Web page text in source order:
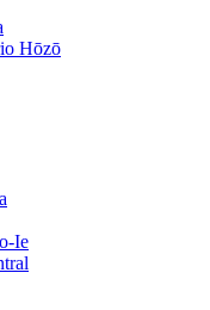
Hōzō
Ie